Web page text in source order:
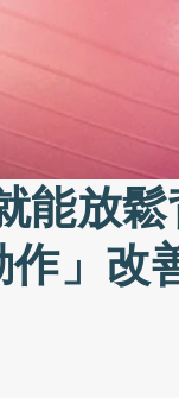
能放
作」改